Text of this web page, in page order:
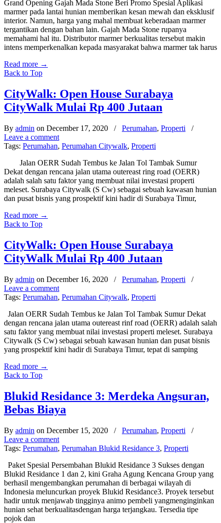
Grand Opening Gajah Mada Stone Beri Promo Spesial Aplikasi
marmer pada lantai hunian memberikan kesan mewah dan eksklusif
interior. Namun, harga yang mahal membuat keberadaan marmer
tergantikan dengan bahan lain. Gajah Mada Stone rupanya
memahami hal itu. Distributor marmer berkualitas tersebut makin
intens memperkenalkan kepada masyarakat bahwa marmer tak harus
Read more →
Back to Top
CityWalk: Open House Surabaya
CityWalk Mulai Rp 400 Jutaan
By admin on December 17, 2020 / Perumahan, Properti
/
Leave a comment
Tags: Perumahan, Perumahan Citywalk, Properti
Jalan OERR Sudah Tembus ke Jalan Tol Tambak Sumur
Dekat dengan rencana jalan utama outereast ring road (OERR)
adalah salah satu faktor yang membuat nilai investasi properti
meleset. Surabaya Citywalk (S Cw) sebagai sebuah kawasan hunian
dan pusat bisnis yang prospektif kini hadir di Surabaya Timur,
Read more →
Back to Top
CityWalk: Open House Surabaya
CityWalk Mulai Rp 400 Jutaan
By admin on December 16, 2020 / Perumahan, Properti
/
Leave a comment
Tags: Perumahan, Perumahan Citywalk, Properti
Jalan OERR Sudah Tembus ke Jalan Tol Tambak Sumur Dekat
dengan rencana jalan utama outereast rinf road (OERR) adalah salah
satu faktor yang membuat nilai investasi properti meleset. Surabaya
Citywalk (S Cw) sebagai sebuah kawasan hunian dan pusat bisnis
yang prospektif kini hadir di Surabaya Timur, tepat di samping
Read more →
Back to Top
Blukid Residance 3: Merdeka Angsuran,
Bebas Biaya
By admin on December 15, 2020 / Perumahan, Properti
/
Leave a comment
Tags: Perumahan, Perumahan Blukid Residance 3, Properti
Paket Spesial Persembahan Blukid Residance 3 Sukses dengan
Blukid Residance 1 dan 2, kini Graha Agung Kencana Group yang
berhasil mengembangkan perumahan di berbagai wilayah di
Indonesia meluncurkan proyek Blukid Residance3. Proyek tersebut
hadir untuk menjawab tingginya animo pembeli yangmenginginkan
hunian sehat berkualitasdengan harga terjangkau. Tersedia tipe
pojok dan